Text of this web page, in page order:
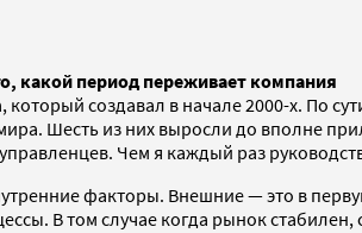
какой период переживает компания
создавал в начале 2000-х. По
Шесть из них выросли до вполне
Чем я каждый раз
факторы. Внешние — это в
В том случае когда рынок